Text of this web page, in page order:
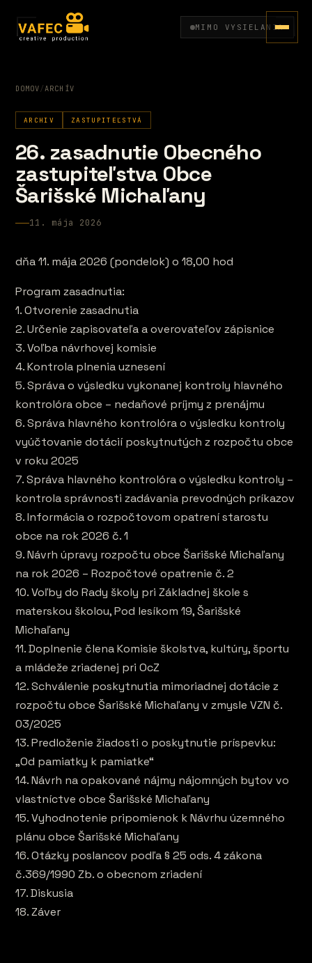
MIMO VYSIELANIA
DOMOV/ARCHÍV
ARCHIV ZASTUPITEĽSTVÁ
26. zasadnutie Obecného
zastupiteľstva Obce
Šarišské Michaľany
11. mája 2026
dňa 11. mája 2026 (pondelok) o 18,00 hod
Program zasadnutia:
1. Otvorenie zasadnutia
2. Určenie zapisovateľa a overovateľov zápisnice
3. Voľba návrhovej komisie
4. Kontrola plnenia uznesení
5. Správa o výsledku vykonanej kontroly hlavného
kontrolóra obce – nedaňové príjmy z prenájmu
6. Správa hlavného kontrolóra o výsledku kontroly
vyúčtovanie dotácií poskytnutých z rozpočtu obce
v roku 2025
7. Správa hlavného kontrolóra o výsledku kontroly –
kontrola správnosti zadávania prevodných príkazov
8. Informácia o rozpočtovom opatrení starostu
obce na rok 2026 č. 1
9. Návrh úpravy rozpočtu obce Šarišské Michaľany
na rok 2026 – Rozpočtové opatrenie č. 2
10. Voľby do Rady školy pri Základnej škole s
materskou školou, Pod lesíkom 19, Šarišské
Michaľany
11. Doplnenie člena Komisie školstva, kultúry, športu
a mládeže zriadenej pri OcZ
12. Schválenie poskytnutia mimoriadnej dotácie z
rozpočtu obce Šarišské Michaľany v zmysle VZN č.
03/2025
13. Predloženie žiadosti o poskytnutie príspevku:
„Od pamiatky k pamiatke“
14. Návrh na opakované nájmy nájomných bytov vo
vlastníctve obce Šarišské Michaľany
15. Vyhodnotenie pripomienok k Návrhu územného
plánu obce Šarišské Michaľany
16. Otázky poslancov podľa § 25 ods. 4 zákona
č.369/1990 Zb. o obecnom zriadení
17. Diskusia
18. Záver